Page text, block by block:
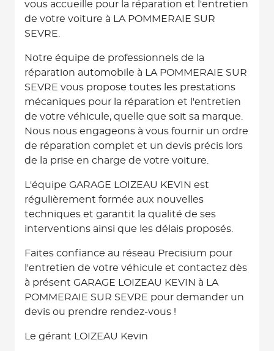
vous accueille pour la réparation et l'entretien
de votre voiture à LA POMMERAIE SUR
SEVRE.
Notre équipe de professionnels de la
réparation automobile à LA POMMERAIE SUR
SEVRE vous propose toutes les prestations
mécaniques pour la réparation et l'entretien
de votre véhicule, quelle que soit sa marque.
Nous nous engageons à vous fournir un ordre
de réparation complet et un devis précis lors
de la prise en charge de votre voiture.
L'équipe GARAGE LOIZEAU KEVIN est
régulièrement formée aux nouvelles
techniques et garantit la qualité de ses
interventions ainsi que les délais proposés.
Faites confiance au réseau Precisium pour
l'entretien de votre véhicule et contactez dès
à présent GARAGE LOIZEAU KEVIN à LA
POMMERAIE SUR SEVRE pour demander un
devis ou prendre rendez-vous !
Le gérant LOIZEAU Kevin